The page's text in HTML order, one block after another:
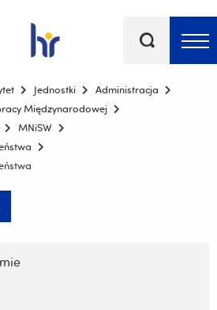
kluczowe
Jednostki
Administracja
Międzynarodowej
MNiSW